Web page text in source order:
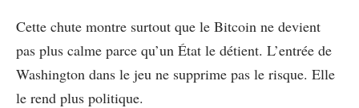
Cette chute montre surtout que le Bitcoin ne devient
pas plus calme parce qu’un État le détient. L’entrée de
Washington dans le jeu ne supprime pas le risque. Elle
le rend plus politique.